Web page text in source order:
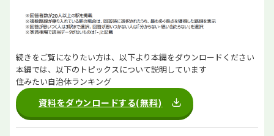
続きをご覧になりたい方は、以下より本編をダウンロードください
本編では、以下のトピックスについて説明しています
住みたい自治体ランキング
資料をダウンロードする(無料)